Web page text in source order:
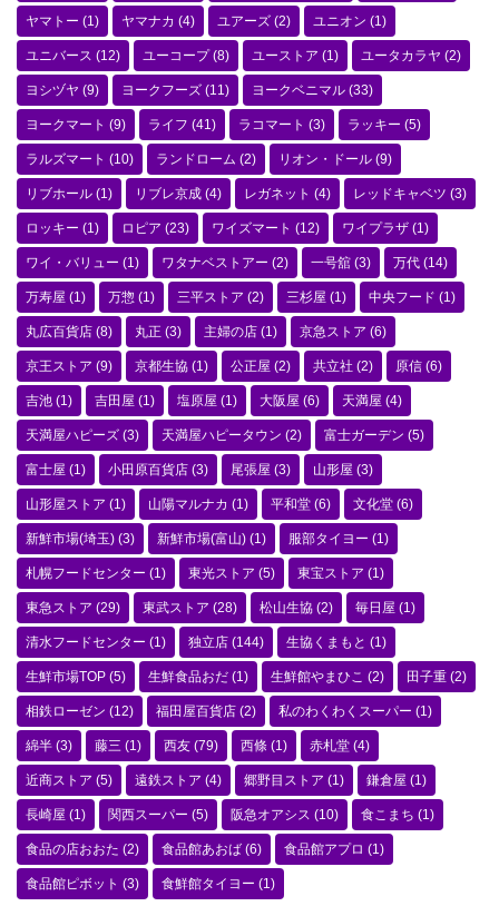
ヤマトー (1) ヤマナカ (4) ユアーズ (2) ユニオン (1)
ユニバース (12) ユーコープ(8) ユーストア (1) ユータカラヤ (2)
ヨシヅヤ (9) ヨークフーズ (11) ヨークベニマル (33)
ヨークマート (9) ライフ (41) ラコマート (3) ラッキー (5)
ラルズマート (10) ランドローム (2) リオン・ドール (9)
リブホール (1) リブレ京成 (4) レガネット (4) レッドキャベツ (3)
ロッキー (1) ロピア (23) ワイズマート (12) ワイプラザ (1)
ワイ・バリュー (1) ワタナベストアー (2) 一号舘 (3) 万代 (14)
万寿屋 (1) 万惣 (1) 三平ストア (2) 三杉屋 (1) 中央フード (1)
丸広百貨店 (8) 丸正 (3) 主婦の店 (1) 京急ストア (6)
京王ストア (9) 京都生協 (1) 公正屋 (2) 共立社 (2) 原信 (6)
吉池 (1) 吉田屋 (1) 塩原屋 (1) 大阪屋 (6) 天満屋 (4)
天満屋ハピーズ (3) 天満屋ハピータウン (2) 富士ガーデン (5)
富士屋 (1) 小田原百貨店 (3) 尾張屋 (3) 山形屋 (3)
山形屋ストア (1) 山陽マルナカ (1) 平和堂 (6) 文化堂 (6)
新鮮市場(埼玉) (3) 新鮮市場(富山) (1) 服部タイヨー (1)
札幌フードセンター (1) 東光ストア (5) 東宝ストア (1)
東急ストア (29) 東武ストア (28) 松山生協 (2) 毎日屋 (1)
清水フードセンター (1) 独立店 (144) 生協くまもと (1)
生鮮市場TOP (5) 生鮮食品おだ (1) 生鮮館やまひこ (2) 田子重 (2)
相鉄ローゼン (12) 福田屋百貨店 (2) 私のわくわくスーパー (1)
綿半 (3) 藤三 (1) 西友 (79) 西條 (1) 赤札堂 (4)
近商ストア (5) 遠鉄ストア (4) 郷野目ストア (1) 鎌倉屋 (1)
長崎屋 (1) 関西スーパー (5) 阪急オアシス (10) 食こまち (1)
食品の店おおた (2) 食品館あおば (6) 食品館アプロ (1)
食品館ピボット (3) 食鮮館タイヨー (1)